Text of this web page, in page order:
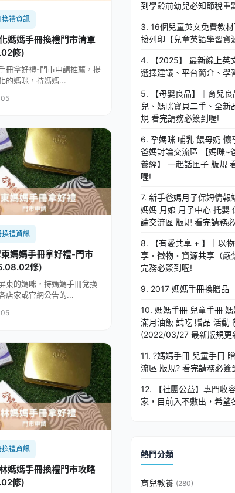
禮資訊
媽媽手冊換禮門市清單
修)
冊拿好禮-門市申請推薦，提
的媽咪，持媽媽...
禮資訊
媽媽手冊拿好禮-門市
修)
東的媽咪，持媽媽手冊兌換
店家或官網公告的...
禮資訊
媽媽手冊換禮門市攻略
修)
到學齡前幼兒必知節稅重
3. 16個兒童英文免費教
接列印【兒童英語學習資
4. 【2025】 最新線上英
選擇建議、平台簡介、學
5. 【母嬰良品】｜育兒良
兒、媽咪寶貝二手、全新
規 看完請務必簽到喔!
6. 孕媽咪 哺乳 餵母奶 懷
爸媽討論交流區 【媽咪~
養經】 一起話匣子 版規
喔!
7. 新手爸媽月子保姆情報
媽媽 月娘 月子中心 托嬰
論交流區 版規 看完請務
8. 【有愛共享 + 】｜以
享・徵物・資源共享（嚴
完務必簽到喔!
9. 2017 媽媽手冊換贈品
10. 媽媽手冊 兒童手冊
滿月油飯 試吃 贈品 活動
(2022/03/27 最新版規更
11. ?媽媽手冊 兒童手冊
流區 版規? 看完請務必簽
12. 【社團公益】專門收
家，目前入不敷出，希望
熱門分類
育兒教養 (280)